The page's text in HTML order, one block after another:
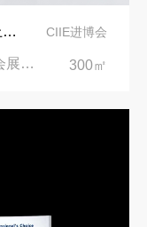
埃克森美孚公司在第三届进博会上展示非凡的展台搭建设计 CIIE进博会
第三届中国国际进口博览会|国家会展中心 300㎡